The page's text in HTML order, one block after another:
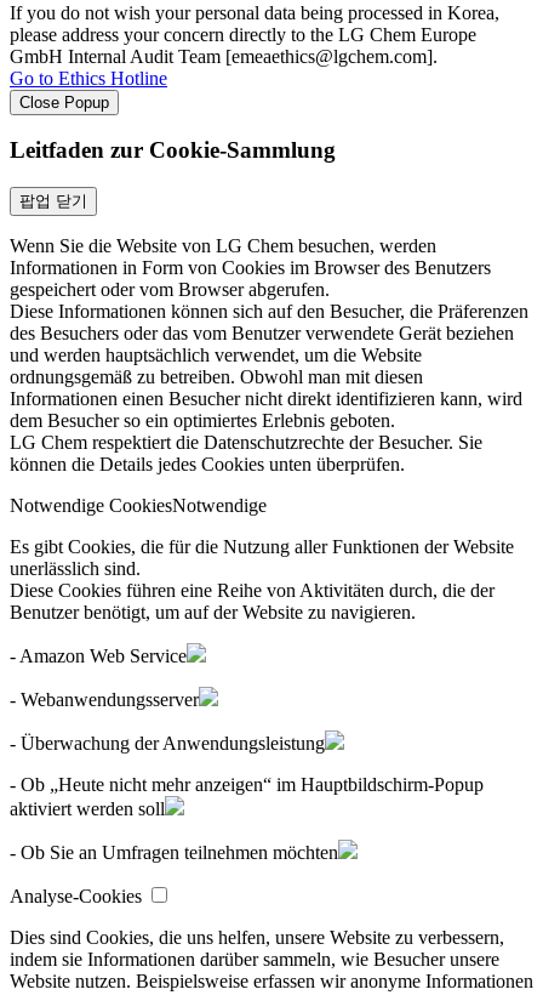
If you do not wish your personal data being processed in Korea,
please address your concern directly to the LG Chem Europe
GmbH Internal Audit Team [emeaethics@lgchem.com].
Go to Ethics Hotline
Close Popup
Leitfaden zur Cookie-Sammlung
팝업 닫기
Wenn Sie die Website von LG Chem besuchen, werden
Informationen in Form von Cookies im Browser des Benutzers
gespeichert oder vom Browser abgerufen.
Diese Informationen können sich auf den Besucher, die Präferenzen
des Besuchers oder das vom Benutzer verwendete Gerät beziehen
und werden hauptsächlich verwendet, um die Website
ordnungsgemäß zu betreiben. Obwohl man mit diesen
Informationen einen Besucher nicht direkt identifizieren kann, wird
dem Besucher so ein optimiertes Erlebnis geboten.
LG Chem respektiert die Datenschutzrechte der Besucher. Sie
können die Details jedes Cookies unten überprüfen.
Notwendige CookiesNotwendige
Es gibt Cookies, die für die Nutzung aller Funktionen der Website
unerlässlich sind.
Diese Cookies führen eine Reihe von Aktivitäten durch, die der
Benutzer benötigt, um auf der Website zu navigieren.
- Amazon Web Service
- Webanwendungsserver
- Überwachung der Anwendungsleistung
- Ob „Heute nicht mehr anzeigen“ im Hauptbildschirm-Popup
aktiviert werden soll
- Ob Sie an Umfragen teilnehmen möchten
Analyse-Cookies
Dies sind Cookies, die uns helfen, unsere Website zu verbessern,
indem sie Informationen darüber sammeln, wie Besucher unsere
Website nutzen. Beispielsweise erfassen wir anonyme Informationen